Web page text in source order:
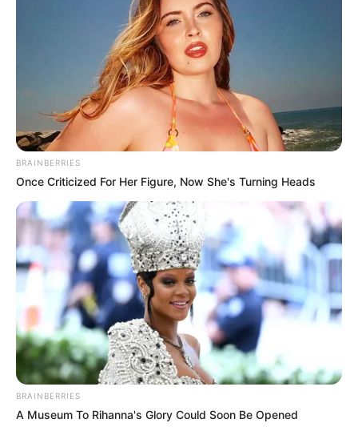
BRAINBERRIES
Once Criticized For Her Figure, Now She's Turning Heads
BRAINBERRIES
A Museum To Rihanna's Glory Could Soon Be Opened